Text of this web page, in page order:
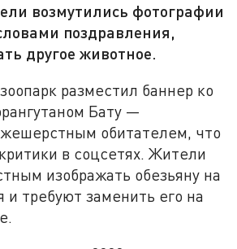
возмутились фотографии
поздравления,
другое животное.
разместил баннер ко
Бату —
обитателем, что
в соцсетях. Жители
изображать обезьяну на
и требуют заменить его на